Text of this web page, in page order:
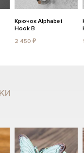
Крючок Alphabet
Hook B
2 450 ₽